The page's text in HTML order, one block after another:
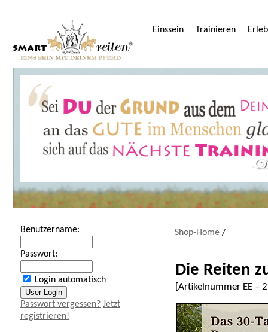
Einssein Trainieren
Benutzername:
Passwort:
Login automatisch
Passwort vergessen? Jetzt
registrieren!
Shop-Home /
Die Reiten
[Artikelnummer EE –